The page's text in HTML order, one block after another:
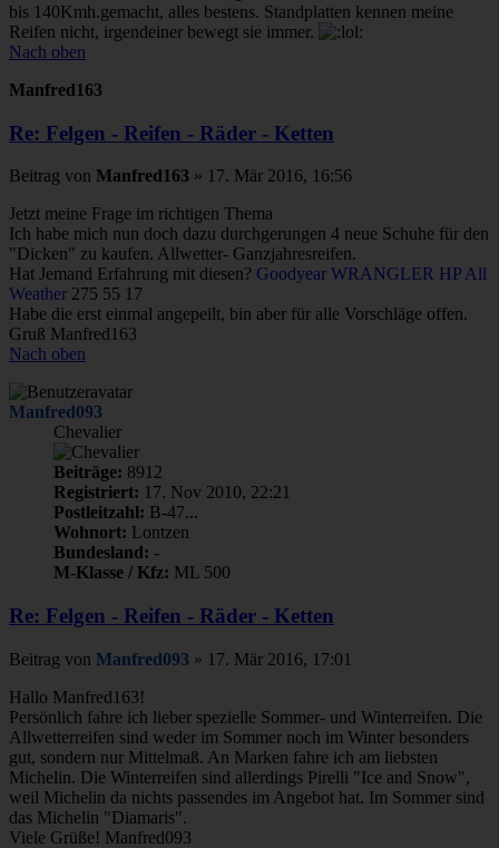
bis 140Kmh.gemacht, alles bestens. Standplatten kennen meine
Reifen nicht, irgendeiner bewegt sie immer.
Nach oben
Manfred163
Re: Felgen - Reifen - Räder - Ketten
Beitrag von Manfred163 » 17. Mär 2016, 16:56
Jetzt meine Frage im richtigen Thema
Ich habe mich nun doch dazu durchgerungen 4 neue Schuhe für den
"Dicken" zu kaufen. Allwetter- Ganzjahresreifen.
Hat Jemand Erfahrung mit diesen? Goodyear WRANGLER HP All
Weather 275 55 17
Habe die erst einmal angepeilt, bin aber für alle Vorschläge offen.
Gruß Manfred163
Nach oben
Manfred093
Chevalier
Beiträge: 8912
Registriert: 17. Nov 2010, 22:21
Postleitzahl: B-47...
Wohnort: Lontzen
Bundesland: -
M-Klasse / Kfz: ML 500
Re: Felgen - Reifen - Räder - Ketten
Beitrag von Manfred093 » 17. Mär 2016, 17:01
Hallo Manfred163!
Persönlich fahre ich lieber spezielle Sommer- und Winterreifen. Die
Allwetterreifen sind weder im Sommer noch im Winter besonders
gut, sondern nur Mittelmaß. An Marken fahre ich am liebsten
Michelin. Die Winterreifen sind allerdings Pirelli "Ice and Snow",
weil Michelin da nichts passendes im Angebot hat. Im Sommer sind
das Michelin "Diamaris".
Viele Grüße! Manfred093